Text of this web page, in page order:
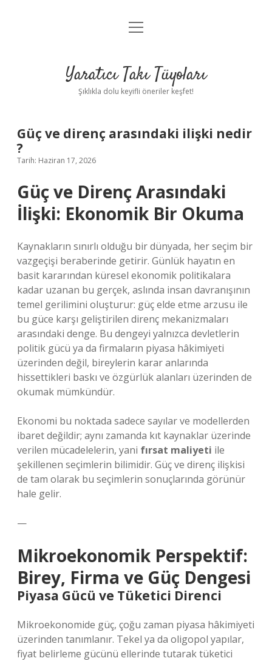
Anasayfa
Yasal Uyarı
menüyü
Yaratıcı Takı Tüyoları
Şıklıkla dolu keyifli öneriler keşfet!
Güç ve direnç arasındaki ilişki nedir
?
Tarih: Haziran 17, 2026
Güç ve Direnç Arasındaki
İlişki: Ekonomik Bir Okuma
Kaynakların sınırlı olduğu bir dünyada, her seçim bir
vazgeçişi beraberinde getirir. Günlük hayatın en
basit kararından küresel ekonomik politikalara
kadar uzanan bu gerçek, aslında insan davranışının
temel gerilimini oluşturur: güç elde etme arzusu ile
bu güce karşı geliştirilen direnç mekanizmaları
arasındaki denge. Bu dengeyi yalnızca devletlerin
politik gücü ya da firmaların piyasa hâkimiyeti
üzerinden değil, bireylerin karar anlarında
hissettikleri baskı ve özgürlük alanları üzerinden de
okumak mümkündür.
Ekonomi bu noktada sadece sayılar ve modellerden
ibaret değildir; aynı zamanda kıt kaynaklar üzerinde
verilen mücadelelerin, yani fırsat maliyeti ile
şekillenen seçimlerin bilimidir. Güç ve direnç ilişkisi
de tam olarak bu seçimlerin sonuçlarında görünür
hale gelir.
—
Mikroekonomik Perspektif:
Birey, Firma ve Güç Dengesi
Piyasa Gücü ve Tüketici Direnci
Mikroekonomide güç, çoğu zaman piyasa hâkimiyeti
üzerinden tanımlanır. Tekel ya da oligopol yapılar,
fiyat belirleme gücünü ellerinde tutarak tüketici